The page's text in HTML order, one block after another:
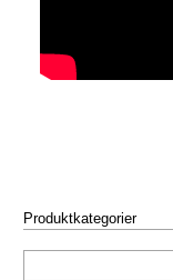
Produktkategorier